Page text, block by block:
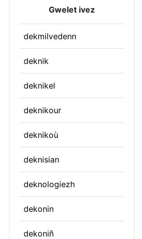
Gwelet ivez
dekmilvedenn
deknik
deknikel
deknikour
deknikoù
deknisian
deknologiezh
dekonin
dekoniñ